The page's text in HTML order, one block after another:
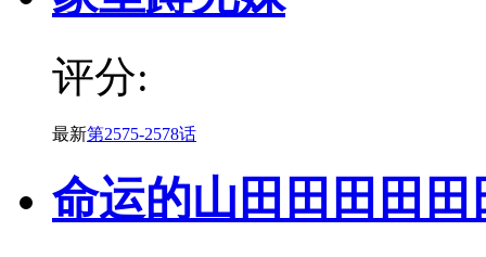
评分:
最新第2575-2578话
命运的山田田田田